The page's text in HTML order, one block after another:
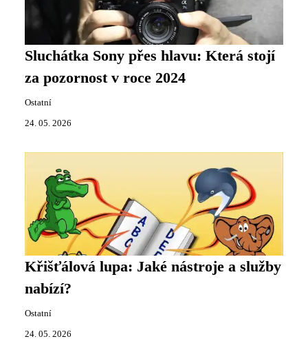
Sluchátka Sony přes hlavu: Která stojí
za pozornost v roce 2024
Ostatní
24. 05. 2026
Křišťálová lupa: Jaké nástroje a služby
nabízí?
Ostatní
24. 05. 2026